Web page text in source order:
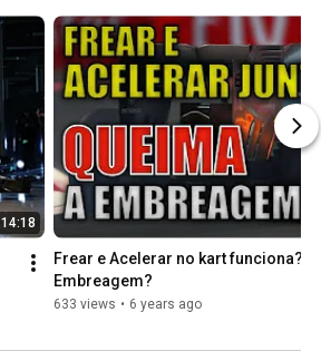
14:18
Frear e Acelerar no kart funciona?
Embreagem?
633 views • 6 years ago